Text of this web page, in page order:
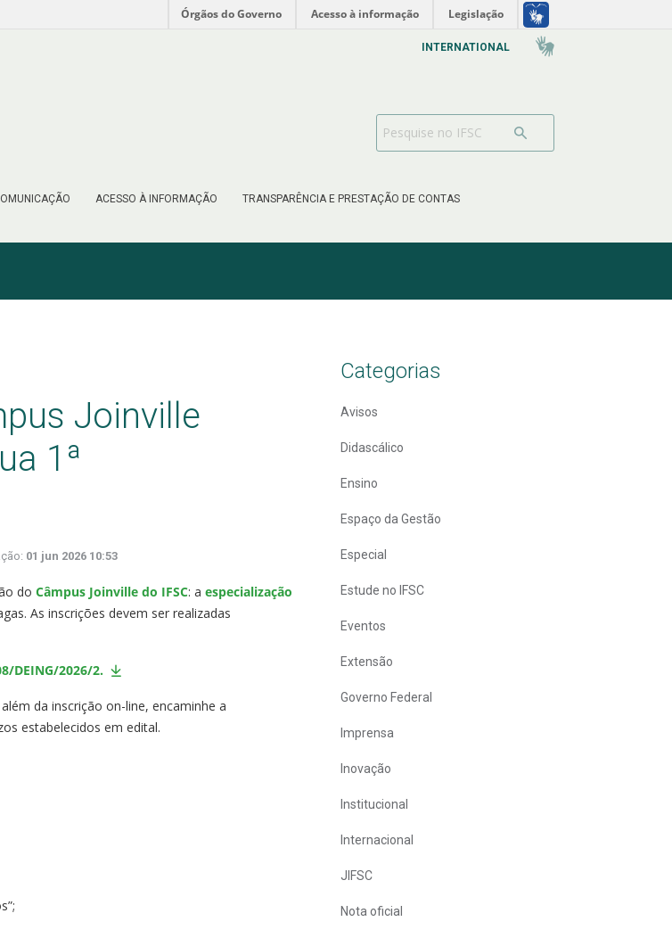
Órgãos do Governo Acesso à informação Legislação
ACESSO À INFORMAÇÃO TRANSPARÊNCIA E PRESTAÇÃO DE CONTAS
INTERNATIONAL
Joinville
1ª
01 jun 2026 10:53
do Câmpus Joinville do IFSC: a especialização
As inscrições devem ser realizadas
DEING/2026/2.
da inscrição on-line, encaminhe a
estabelecidos em edital.
Categorias
Avisos
Didascálico
Ensino
Espaço da Gestão
Especial
Estude no IFSC
Eventos
Extensão
Governo Federal
Imprensa
Inovação
Institucional
Internacional
JIFSC
Nota oficial